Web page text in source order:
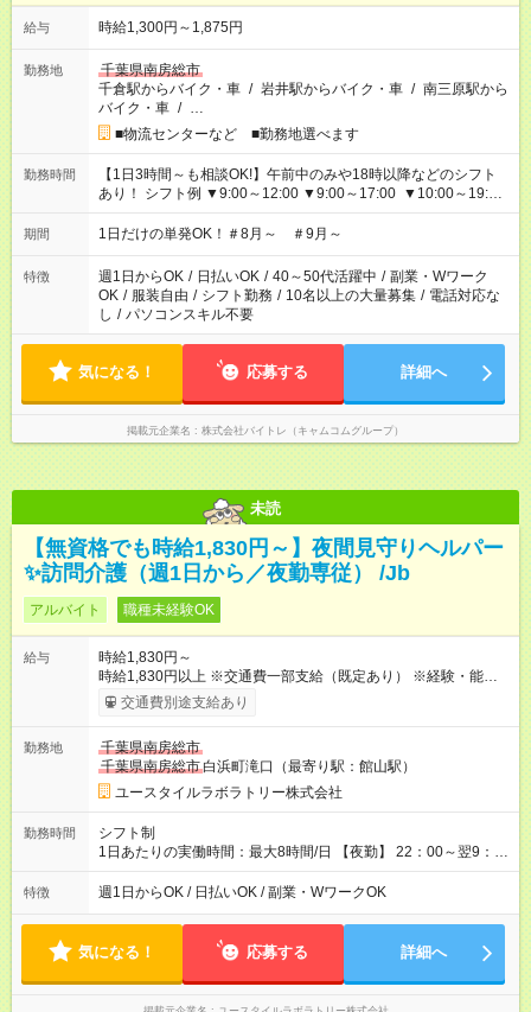
給与 時給1,300円～1,875円
勤務地
千葉県南房総市
千倉駅からバイク・車 / 岩井駅からバイク・車 / 南三原駅から
バイク・車 / …
■物流センターなど ■勤務地選べます
勤務時間
【1日3時間～も相談OK!】午前中のみや18時以降などのシフト
あり！ シフト例 ▼9:00～12:00 ▼9:00～17:00 ▼10:00～19:00
▼18:00～21:00
期間 1日だけの単発OK！＃8月～ ＃9月～
特徴 週1日からOK / 日払いOK / 40～50代活躍中 / 副業・Wワーク
OK / 服装自由 / シフト勤務 / 10名以上の大量募集 / 電話対応な
し / パソコンスキル不要
気になる！ 応募する 詳細へ
掲載元企業名 株式会社バイトレ（キャムコムグループ）
未読
【無資格でも時給1,830円～】夜間見守りヘルパー
✨訪問介護（週1日から／夜勤専従） /Jb
アルバイト 職種未経験OK
給与
時給1,830円～
時給1,830円以上 ※交通費一部支給（既定あり） ※経験・能力を
考慮して決定します 【収入例】 週1回勤務の場合：1,830円×8時
間×4回=5万8,560円 週3回勤務の場合：1,830円×8時間×12回
月 ※ 雇用形態と給与に、本採用時と異なる部分があります。 雇
用形態：本採用時と同じです。 給与：時給 1,570円以上
交通費別途支給あり
勤務地
千葉県南房総市
千葉県南房総市 白浜町滝口（最寄り駅：館山駅）
ユースタイルラボラトリー株式会社
勤務時間
シフト制
1日あたりの実働時間：最大8時間/日 【夜勤】 22：00～翌9：
00 ※週1日～OK ／ 夜勤専従 ＊＊ 勤務時間例 ＊＊ ■22時か
ら翌7時 ■23時から翌8時 ■24時から翌9時 など ※上記の時間
ます。 ※曜日固定（毎週同じ曜日での勤務となります）
特徴 週1日からOK / 日払いOK / 副業・WワークOK
気になる！ 応募する 詳細へ